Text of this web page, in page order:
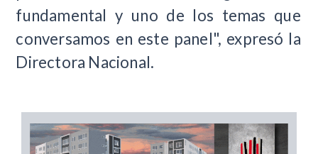
fundamental y uno de los temas que
conversamos en este panel", expresó la
Directora Nacional.